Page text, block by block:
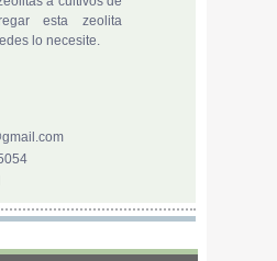
esta zeolita
lo necesite.